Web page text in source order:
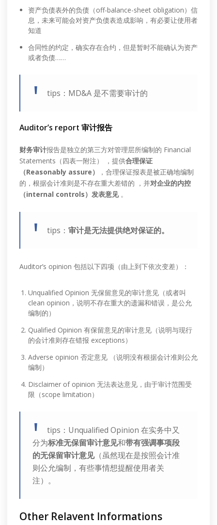
资产负债表外的负债（off-balance-sheet obligation）信
息，未来可能会对资产负债表造成影响，有必要让使用者
知道
合同性的约定，确实存在合约，但是暂时不能确认为资产
或者负债……
tips：MD&A 是不需要审计的
Auditor’s report 审计报告
财务审计报告是独立的第三方对管理层所编制的 Financial
Statements（四表一附注） ，提供合理保证
（Reasonably assure）
，合理保证报表是被正确地编制
的，根据会计准则是不存在重大差错的 ，并对企业的内控
（internal controls）发表意见。
tips： 审计是无法提供绝对保证的。
Auditor’s opinion 包括以下四项（由上到下依次变差）：
Unqualified Opinion 无保留意见的审计意见（或者叫
clean opinion，说明不存在重大的遗漏和错误，是公允
编制的）
Qualified Opinion 有保留意见的审计意见（说明与现行
的会计准则存在错报 exceptions）
Adverse opinion 否定意见 （说明没有根据会计准则公允
编制）
Disclaimer of opinion 无法表达意见，由于审计范围受
限（scope limitation）
tips：Unqualified Opinion 在实务中又
分为标准无保留审计意见和带有强调事项段
的无保留审计意见（虽然现在是按照会计准
则公允编制，有些事情想提醒使用者关
注）。
Other Relavent Informations